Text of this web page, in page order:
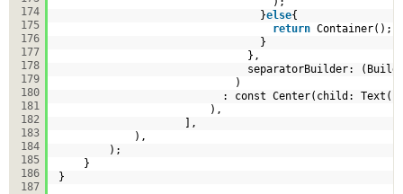
174
175
176
177
178
179
180
181
182
183
184
185
186
187
}else{
return Container();
}
},
separatorBuilder:
)
: const Center(child: Text(
),
],
),
);
}
}